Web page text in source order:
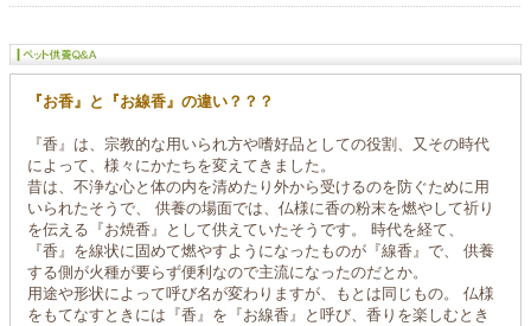
『お香』と『お線香』の違い？？？
『香』は、宗教的な用いられ方や嗜好品としての役割、又その時代
によって、様々にかたちを変えてきました。
昔は、不浄な心と体の内を清めたり外から受けるのを防ぐために用
いられたそうで、 供養の場面では、仏様に香の粉末を燃やして祈り
を伝える『お焼香』として供えていたそうです。 時代を経て、
『香』を線状に固めて燃やすようになったものが『線香』で、 供養
する側が火種が要らず便利なので主流になったのだとか。
用途や形状によって呼び名が変わりますが、もとは同じもの。 仏様
をもてなすときには『香』を『お線香』と呼び、香りを楽しむとき